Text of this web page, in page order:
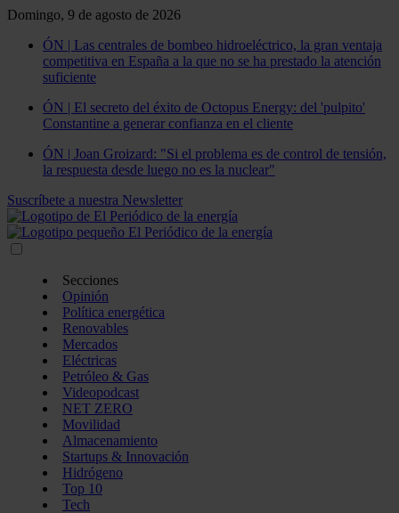
Domingo, 9 de agosto de 2026
ÓN | Las centrales de bombeo hidroeléctrico, la gran ventaja
competitiva en España a la que no se ha prestado la atención
suficiente
ÓN | El secreto del éxito de Octopus Energy: del 'pulpito'
Constantine a generar confianza en el cliente
ÓN | Joan Groizard: "Si el problema es de control de tensión,
la respuesta desde luego no es la nuclear"
Suscríbete a nuestra Newsletter
Secciones
Opinión
Política energética
Renovables
Mercados
Eléctricas
Petróleo & Gas
Videopodcast
NET ZERO
Movilidad
Almacenamiento
Startups & Innovación
Hidrógeno
Top 10
Tech